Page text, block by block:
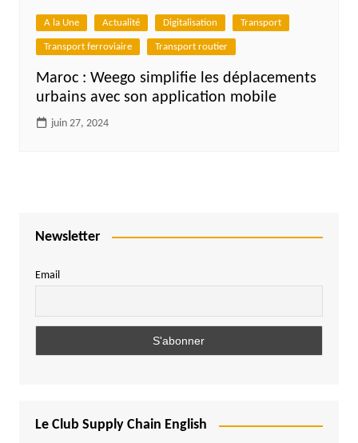
A la Une Actualité Digitalisation Transport
Transport ferroviaire Transport routier
Maroc : Weego simplifie les déplacements
urbains avec son application mobile
juin 27, 2024
Newsletter
Email
Le Club Supply Chain English